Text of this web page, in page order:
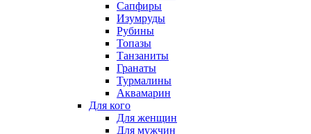
Сапфиры
Изумруды
Рубины
Топазы
Танзаниты
Гранаты
Турмалины
Аквамарин
Для кого
Для женщин
Для мужчин